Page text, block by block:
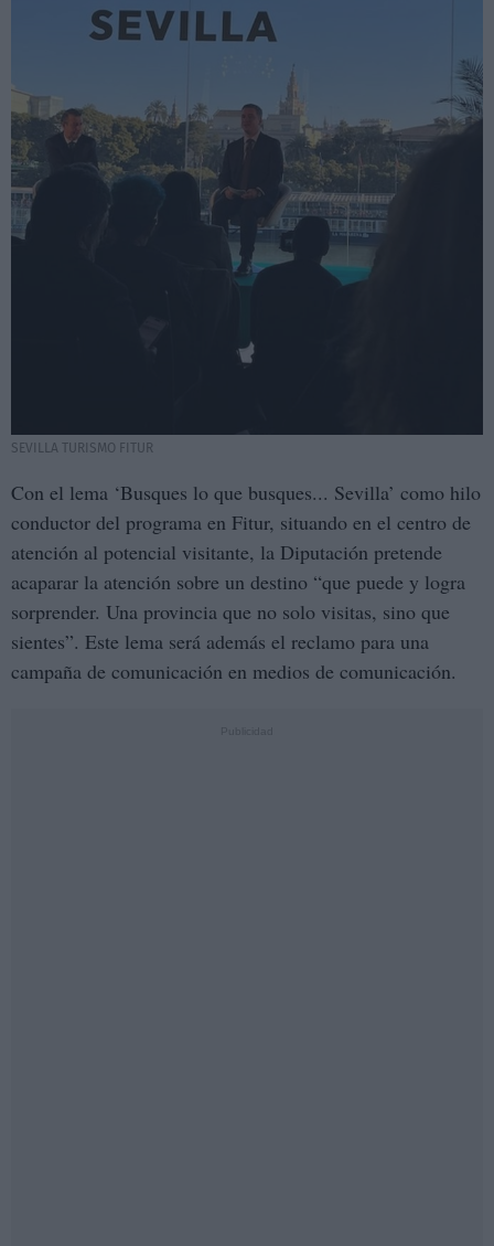
SEVILLA TURISMO FITUR
Con el lema ‘Busques lo que busques... Sevilla’ como hilo
conductor del programa en Fitur, situando en el centro de
atención al potencial visitante, la Diputación pretende
acaparar la atención sobre un destino “que puede y logra
sorprender. Una provincia que no solo visitas, sino que
sientes”. Este lema será además el reclamo para una
campaña de comunicación en medios de comunicación.